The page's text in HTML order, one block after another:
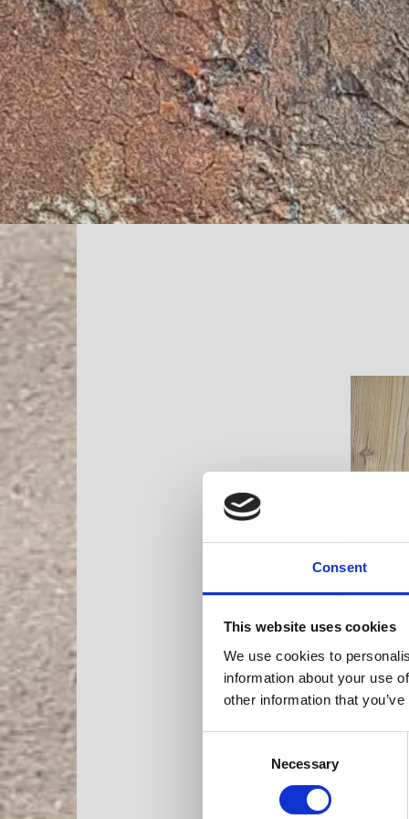
Consent
This website uses cookies
We use cookies to
information about your use
other information that
Necessary